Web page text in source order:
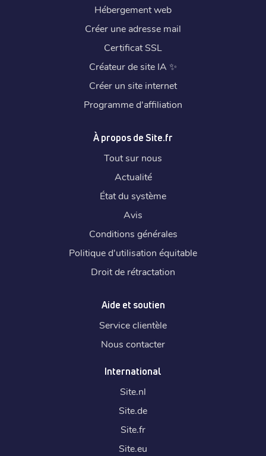
Hébergement web
Créer une adresse mail
Certificat SSL
Créateur de site IA ✨
Créer un site internet
Programme d'affiliation
À propos de Site.fr
Tout sur nous
Actualité
État du système
Avis
Conditions générales
Politique d'utilisation équitable
Droit de rétractation
Aide et soutien
Service clientèle
Nous contacter
International
Site.nl
Site.de
Site.fr
Site.eu